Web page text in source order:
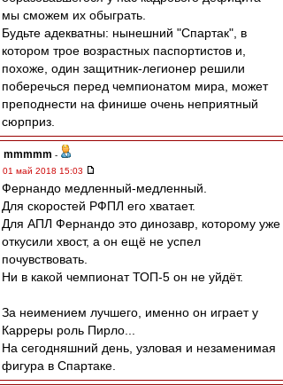
мы сможем их обыграть.
Будьте адекватны: нынешний "Спартак", в
котором трое возрастных паспортистов и,
похоже, один защитник-легионер решили
поберечься перед чемпионатом мира, может
преподнести на финише очень неприятный
сюрприз.
mmmmm -
01 май 2018 15:03
Фернандо медленный-медленный.
Для скоростей РФПЛ его хватает.
Для АПЛ Фернандо это динозавр, которому уже
откусили хвост, а он ещё не успел
почувствовать.
Ни в какой чемпионат ТОП-5 он не уйдёт.
За неимением лучшего, именно он играет у
Карреры роль Пирло...
На сегодняшний день, узловая и незаменимая
фигура в Спартаке.